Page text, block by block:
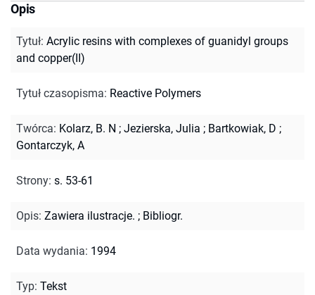
Opis
Tytuł: Acrylic resins with complexes of guanidyl groups
and copper(II)
Tytuł czasopisma: Reactive Polymers
Twórca: Kolarz, B. N ; Jezierska, Julia ; Bartkowiak, D ;
Gontarczyk, A
Strony: s. 53-61
Opis: Zawiera ilustracje. ; Bibliogr.
Data wydania: 1994
Typ: Tekst